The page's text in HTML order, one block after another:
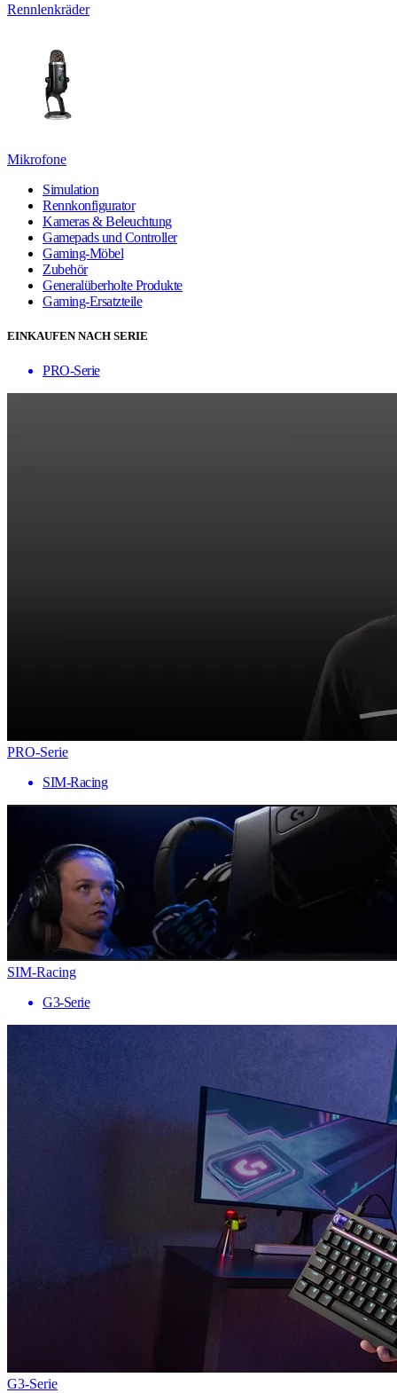
Rennlenkräder
Mikrofone
Simulation
Rennkonfigurator
Kameras & Beleuchtung
Gamepads und Controller
Gaming-Möbel
Zubehör
Generalüberholte Produkte
Gaming-Ersatzteile
EINKAUFEN NACH SERIE
PRO-Serie
PRO-Serie
SIM-Racing
SIM-Racing
G3-Serie
G3-Serie